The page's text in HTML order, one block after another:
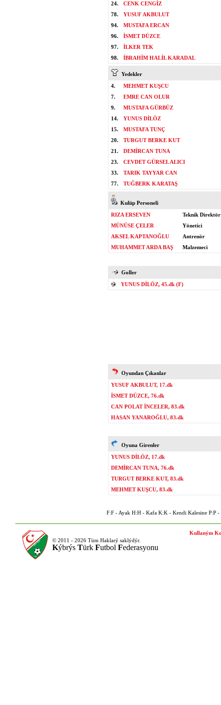
24.
CENK CENGİZ
78.
YUSUF AKBULUT
94.
MUSTAFA ERCAN
96.
İSMET DÜZCE
97.
İLKER TEK
98.
İBRAHİM HALİL KARADAL
Yedekler
4.
MEHMET KUŞCU
7.
EMRE CAN OLUR
9.
MUSTAFA GÜRBÜZ
14.
YUNUS DİLÖZ
15.
MUSTAFA TUNÇ
20.
TURGUT BERKE KUT
21.
DEMİRCAN TUNA
23.
CEVDET GÜRSEL ALICI
33.
TARIK TAYYAR CAN
77.
TUĞBERK KARATAŞ
Kulüp Personeli
RIZA ERSEVEN
Teknik Direktör
MÜNÜSE ÇELER
Yönetici
AKSEL KAPTANOĞLU
Antrenör
MUHAMMET ARDA BAŞ
Malzemeci
Goller
YUNUS DİLÖZ, 45.dk (F)
Oyundan Çıkanlar
YUSUF AKBULUT, 17.dk
İSMET DÜZCE, 76.dk
CAN POLAT İNCELER, 83.dk
HASAN YANAROĞLU, 83.dk
Oyuna Girenler
YUNUS DİLÖZ, 17.dk
DEMİRCAN TUNA, 76.dk
TURGUT BERKE KUT, 83.dk
MEHMET KUŞCU, 83.dk
F:F - Ayak H:H - Kafa K:K - Kendi Kalesine P:P -
© 2011 - 2026 Tüm Haklarý saklýdýr.
Kýbrýs Türk Futbol Federasyonu
Kullaným